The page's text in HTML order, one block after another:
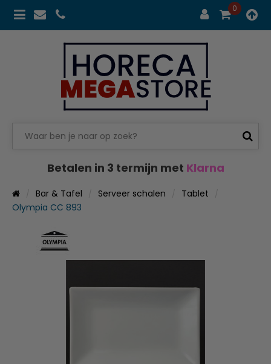
0
Betalen in 3 termijn met Klarna
Bar & Tafel Serveer schalen
Tablet
Olympia CC 893